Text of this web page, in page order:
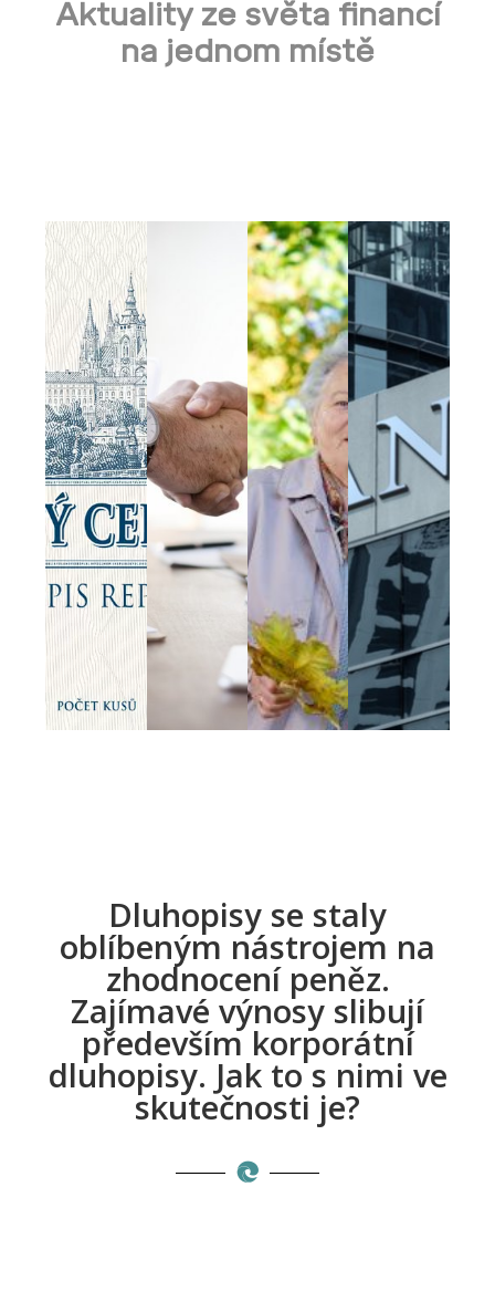
Aktuality ze světa financí
na jednom místě
Dluhopisy se staly
oblíbeným nástrojem na
zhodnocení peněz.
Zajímavé výnosy slibují
především korporátní
dluhopisy. Jak to s nimi ve
skutečnosti je?